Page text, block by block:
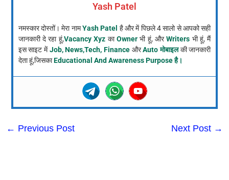
Yash Patel
नमस्कार दोस्तों। मेरा नामYash Patel है और में पिछले 4 सालो से आपको सही
जानकारी दे रहा हूं,Vacancy Xyz काOwnerभी हूं, औरWriters भी हूं, मैं
इस साइट मेंJob, News,Tech, Finance औरAuto मोबाइलकी जानकारी
देता हूं,जिसकाEducational And Awareness Purpose है।
← Previous Post Next Post →